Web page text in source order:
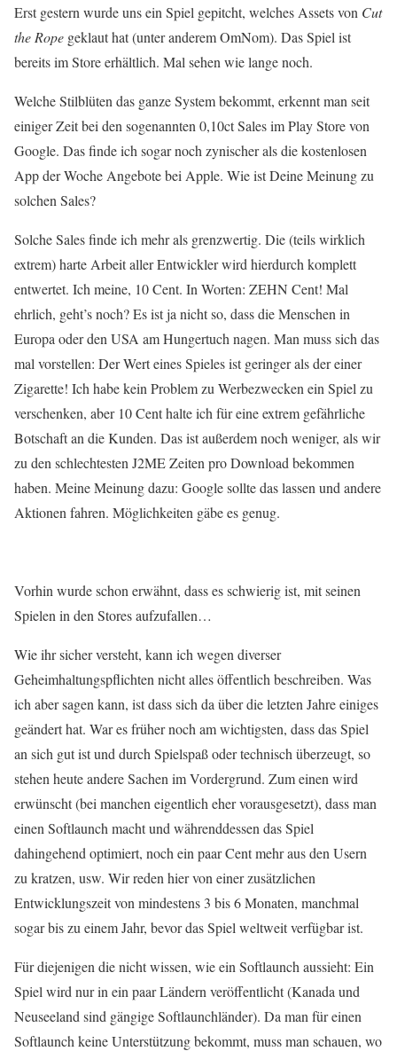
Erst gestern wurde uns ein Spiel gepitcht, welches Assets von Cut
the Rope geklaut hat (unter anderem OmNom). Das Spiel ist
bereits im Store erhältlich. Mal sehen wie lange noch.
Welche Stilblüten das ganze System bekommt, erkennt man seit
einiger Zeit bei den sogenannten 0,10ct Sales im Play Store von
Google. Das finde ich sogar noch zynischer als die kostenlosen
App der Woche Angebote bei Apple. Wie ist Deine Meinung zu
solchen Sales?
Solche Sales finde ich mehr als grenzwertig. Die (teils wirklich
extrem) harte Arbeit aller Entwickler wird hierdurch komplett
entwertet. Ich meine, 10 Cent. In Worten: ZEHN Cent! Mal
ehrlich, geht’s noch? Es ist ja nicht so, dass die Menschen in
Europa oder den USA am Hungertuch nagen. Man muss sich das
mal vorstellen: Der Wert eines Spieles ist geringer als der einer
Zigarette! Ich habe kein Problem zu Werbezwecken ein Spiel zu
verschenken, aber 10 Cent halte ich für eine extrem gefährliche
Botschaft an die Kunden. Das ist außerdem noch weniger, als wir
zu den schlechtesten J2ME Zeiten pro Download bekommen
haben. Meine Meinung dazu: Google sollte das lassen und andere
Aktionen fahren. Möglichkeiten gäbe es genug.
Vorhin wurde schon erwähnt, dass es schwierig ist, mit seinen
Spielen in den Stores aufzufallen…
Wie ihr sicher versteht, kann ich wegen diverser
Geheimhaltungspflichten nicht alles öffentlich beschreiben. Was
ich aber sagen kann, ist dass sich da über die letzten Jahre einiges
geändert hat. War es früher noch am wichtigsten, dass das Spiel
an sich gut ist und durch Spielspaß oder technisch überzeugt, so
stehen heute andere Sachen im Vordergrund. Zum einen wird
erwünscht (bei manchen eigentlich eher vorausgesetzt), dass man
einen Softlaunch macht und währenddessen das Spiel
dahingehend optimiert, noch ein paar Cent mehr aus den Usern
zu kratzen, usw. Wir reden hier von einer zusätzlichen
Entwicklungszeit von mindestens 3 bis 6 Monaten, manchmal
sogar bis zu einem Jahr, bevor das Spiel weltweit verfügbar ist.
Für diejenigen die nicht wissen, wie ein Softlaunch aussieht: Ein
Spiel wird nur in ein paar Ländern veröffentlicht (Kanada und
Neuseeland sind gängige Softlaunchländer). Da man für einen
Softlaunch keine Unterstützung bekommt, muss man schauen, wo